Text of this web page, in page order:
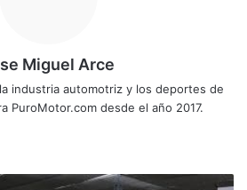
Miguel Arce
industria automotriz y los deportes de
PuroMotor.com desde el año 2017.